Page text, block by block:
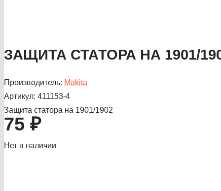
ЗАЩИТА СТАТОРА НА 1901/
Производитель: Makita
Артикул: 411153-4
Защита статора на 1901/1902
75 ₽
Нет в наличии